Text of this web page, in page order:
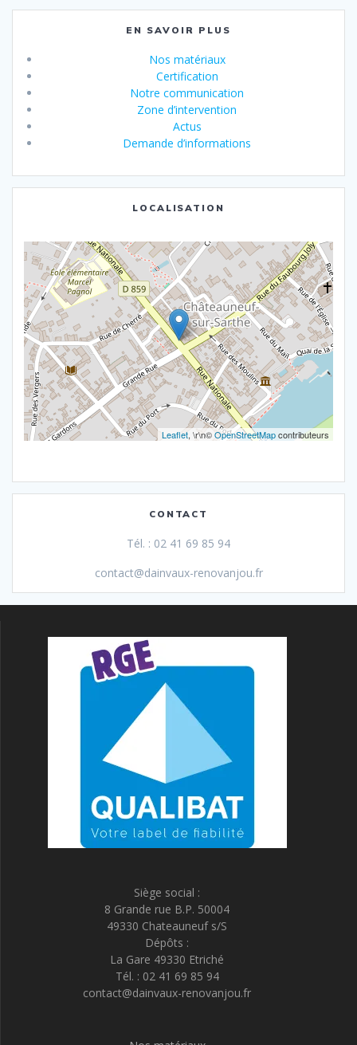
EN SAVOIR PLUS
Nos matériaux
Certification
Notre communication
Zone d’intervention
Actus
Demande d’informations
LOCALISATION
Leaflet, \r\n©OpenStreetMapcontributeurs
CONTACT
Tél. : 02 41 69 85 94
contact@dainvaux-renovanjou.fr
Siège social :
8 Grande rue B.P. 50004
49330 Chateauneuf s/S
Dépôts :
La Gare 49330 Etriché
Tél. : 02 41 69 85 94
contact@dainvaux-renovanjou.fr